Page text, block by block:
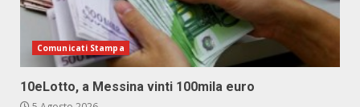
Comunicati Stampa
10eLotto, a Messina vinti 100mila euro